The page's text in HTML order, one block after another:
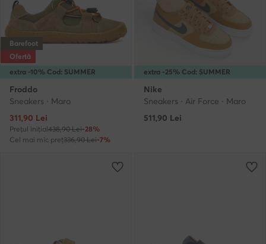
extra -10% Cod: SUMMER
Barefoot
Ofertă
Froddo
Sneakers · Maro
Prețul actual
311,90 Lei
Prețul inițial438,90 Lei-28%
Cel mai mic preț336,90 Lei-7%
extra -25% Cod: SUMMER
Nike
Sneakers · Air Force · Maro
511,90 Lei